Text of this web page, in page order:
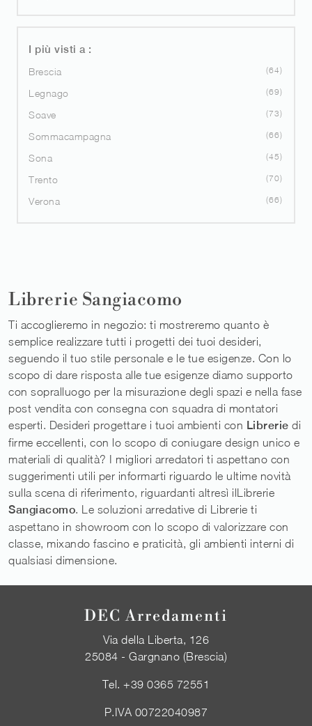
I più visti a :
Brescia
64
Legnago 69
Soave 73
Sommacampagna 66
Sona 45
Trento 70
Verona 66
Librerie Sangiacomo
Ti accoglieremo in negozio: ti mostreremo quanto è
semplice realizzare tutti i progetti dei tuoi desideri,
seguendo il tuo stile personale e le tue esigenze. Con lo
scopo di dare risposta alle tue esigenze diamo supporto
con sopralluogo per la misurazione degli spazi e nella fase
post vendita con consegna con squadra di montatori
esperti. Desideri progettare i tuoi ambienti con Librerie di
firme eccellenti, con lo scopo di coniugare design unico e
materiali di qualità? I migliori arredatori ti aspettano con
suggerimenti utili per informarti riguardo le ultime novità
sulla scena di riferimento, riguardanti altresì ilLibrerie
Sangiacomo. Le soluzioni arredative di Librerie ti
aspettano in showroom con lo scopo di valorizzare con
classe, mixando fascino e praticità, gli ambienti interni di
qualsiasi dimensione.
DEC Arredamenti
Via della Liberta, 126
25084 - Gargnano (Brescia)
Tel.+39 0365 72551
P.IVA 00722040987